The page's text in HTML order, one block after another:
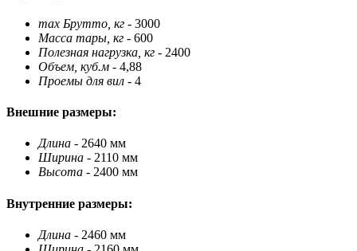
max Брутто, кг - 3000
Масса тары, кг - 600
Полезная нагрузка, кг - 2400
Объем, куб.м - 4,88
Проемы для вил - 4
Внешние размеры:
Длина - 2640 мм
Ширина - 2110 мм
Высота - 2400 мм
Внутренние размеры:
Длина - 2460 мм